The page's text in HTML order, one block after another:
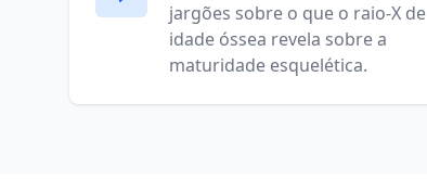
jargões sobre o que o raio-X de
idade óssea revela sobre a
maturidade esquelética.